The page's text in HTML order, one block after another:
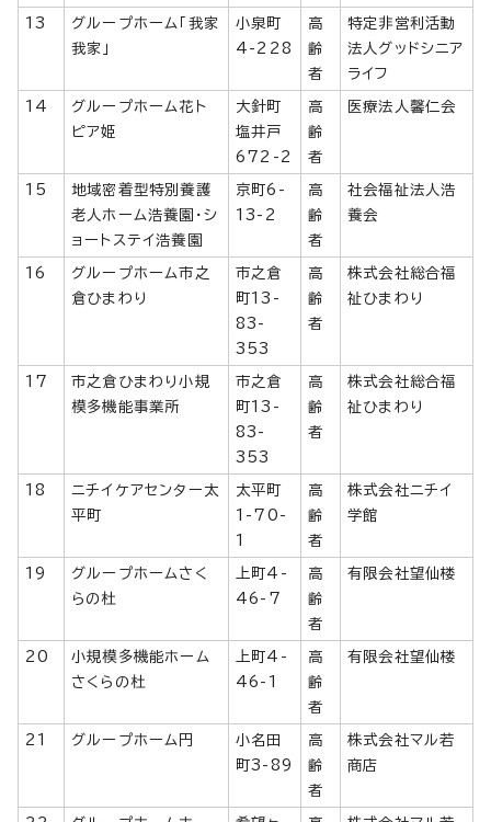
13
グループホーム「我家
我家」
小泉町
4-228
高
齢
者
特定非営利活動
法人グッドシニア
ライフ
14
グループホーム花ト
ピア姫
大針町
塩井戸
672-2
高
齢
者
医療法人馨仁会
15
地域密着型特別養護
老人ホーム浩養園・シ
ョートステイ浩養園
京町6-
13-2
高
齢
者
社会福祉法人浩
養会
16
グループホーム市之
倉ひまわり
市之倉
町13-
83-
353
高
齢
者
株式会社総合福
祉ひまわり
17
市之倉ひまわり小規
模多機能事業所
市之倉
町13-
83-
353
高
齢
者
株式会社総合福
祉ひまわり
18
ニチイケアセンター太
平町
太平町
1-70-
1
高
齢
者
株式会社ニチイ
学館
19
グループホームさく
らの杜
上町4-
46-7
高
齢
者
有限会社望仙楼
20
小規模多機能ホーム
さくらの杜
上町4-
46-1
高
齢
者
有限会社望仙楼
21 グループホーム円
小名田
町3-89
高
齢
者
株式会社マル若
商店